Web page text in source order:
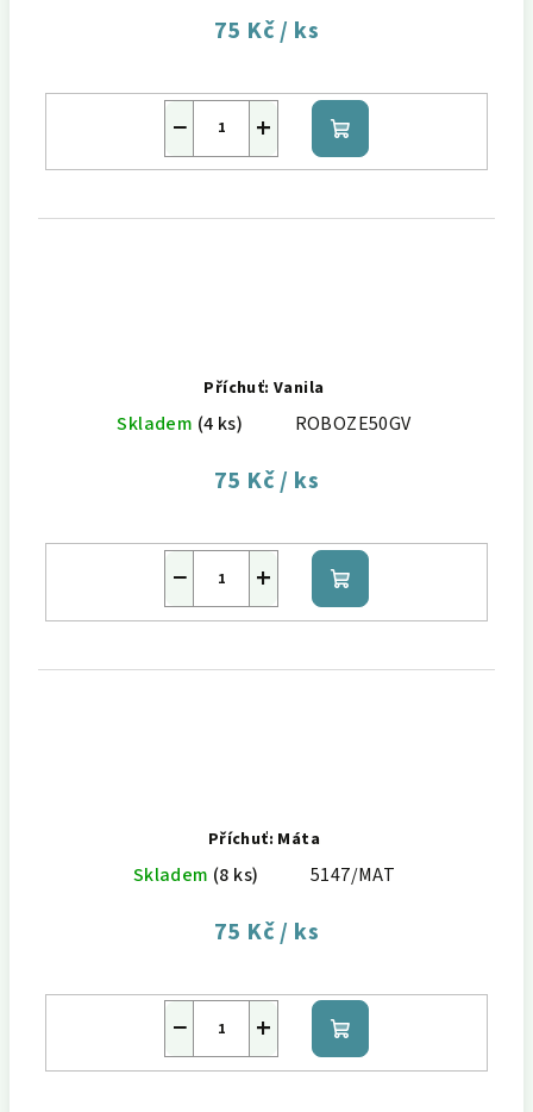
75 Kč/ ks
+
− Do
košíku
Příchuť: Vanila
Skladem (4 ks) ROBOZE50GV
75 Kč/ ks
+
− Do
košíku
Příchuť: Máta
Skladem (8 ks) 5147/MAT
75 Kč/ ks
+
− Do
košíku